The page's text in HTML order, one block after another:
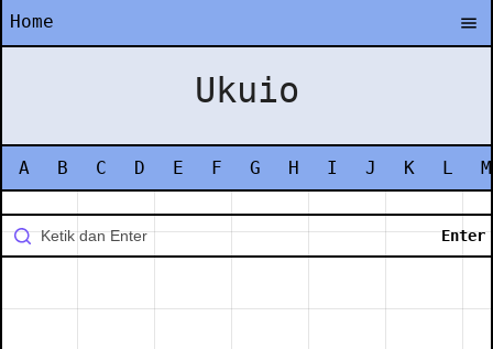
Home
Ukuio
A B C D E F G H I J K L M